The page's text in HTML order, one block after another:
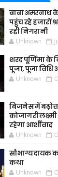
बाबा अमरनाथ
पहुंच रहे हजारों
रही निगरानी
Unknown
शरद पूर्णिमा के
पूजा, पूजा विधि
Unknown
बिजनेस में
कोजागरी
रहेगा आर्शीवाद
Unknown
सौभाग्यदायक
कथा
Unknown